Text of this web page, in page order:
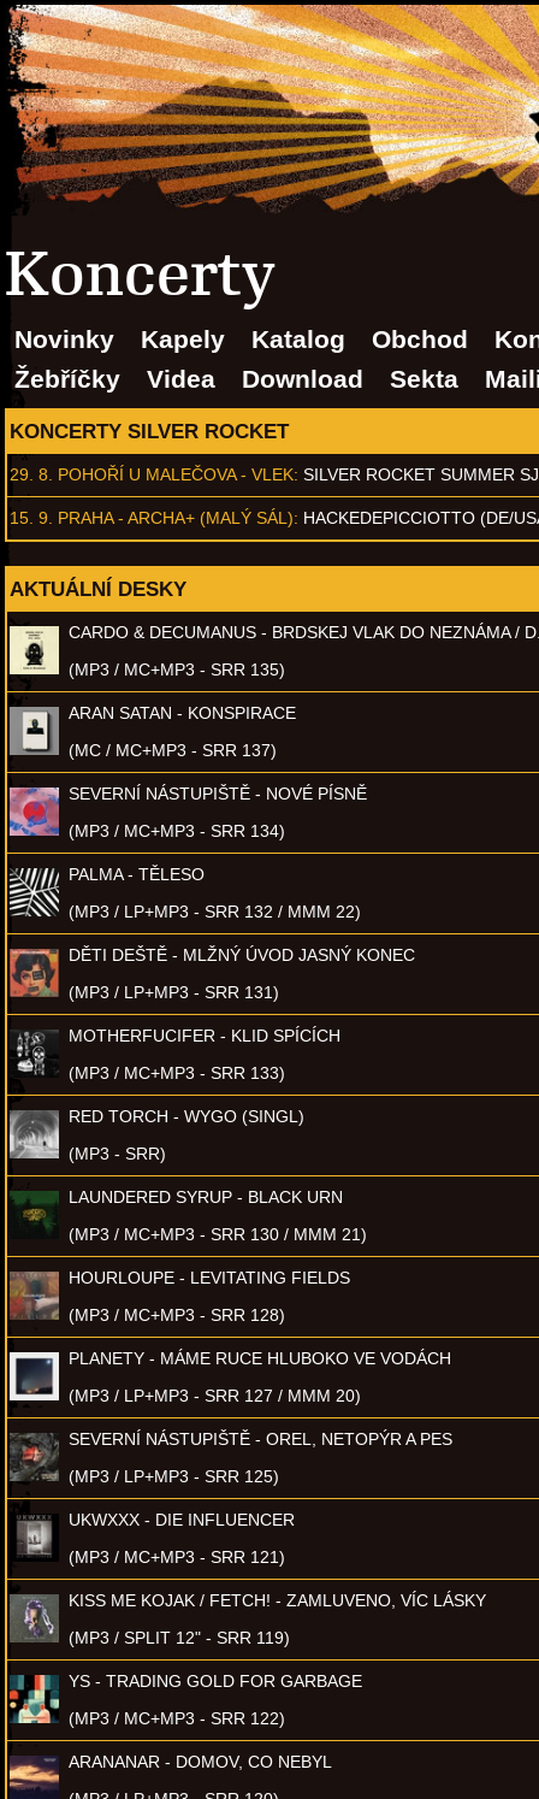
Koncerty
Novinky Kapely Katalog Obchod
Žebříčky
Videa Download Sekta
KONCERTY SILVER ROCKET
29. 8. POHOŘÍ U MALEČOVA - VLEK: SILVER ROCKET SUMMER
15. 9. PRAHA - ARCHA+ (MALÝ SÁL): HACKEDEPICCIOTTO (DE/
AKTUÁLNÍ DESKY
CARDO & DECUMANUS - BRDSKEJ VLAK DO NEZNÁMA /
(MP3 / MC+MP3 - SRR 135)
ARAN SATAN - KONSPIRACE
(MC / MC+MP3 - SRR 137)
SEVERNÍ NÁSTUPIŠTĚ - NOVÉ PÍSNĚ
(MP3 / MC+MP3 - SRR 134)
PALMA - TĚLESO
(MP3 / LP+MP3 - SRR 132 / MMM 22)
DĚTI DEŠTĚ - MLŽNÝ ÚVOD JASNÝ KONEC
(MP3 / LP+MP3 - SRR 131)
MOTHERFUCIFER - KLID SPÍCÍCH
(MP3 / MC+MP3 - SRR 133)
RED TORCH - WYGO (SINGL)
(MP3 - SRR)
LAUNDERED SYRUP - BLACK URN
(MP3 / MC+MP3 - SRR 130 / MMM 21)
HOURLOUPE - LEVITATING FIELDS
(MP3 / MC+MP3 - SRR 128)
PLANETY - MÁME RUCE HLUBOKO VE VODÁCH
(MP3 / LP+MP3 - SRR 127 / MMM 20)
SEVERNÍ NÁSTUPIŠTĚ - OREL, NETOPÝR A PES
(MP3 / LP+MP3 - SRR 125)
UKWXXX - DIE INFLUENCER
(MP3 / MC+MP3 - SRR 121)
KISS ME KOJAK / FETCH! - ZAMLUVENO, VÍC LÁSKY
(MP3 / SPLIT 12" - SRR 119)
YS - TRADING GOLD FOR GARBAGE
(MP3 / MC+MP3 - SRR 122)
ARANANAR - DOMOV, CO NEBYL